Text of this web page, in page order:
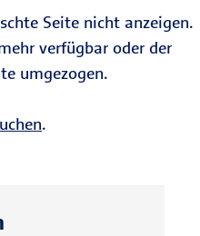
Seite nicht anzeigen.
verfügbar oder der
umgezogen.
.